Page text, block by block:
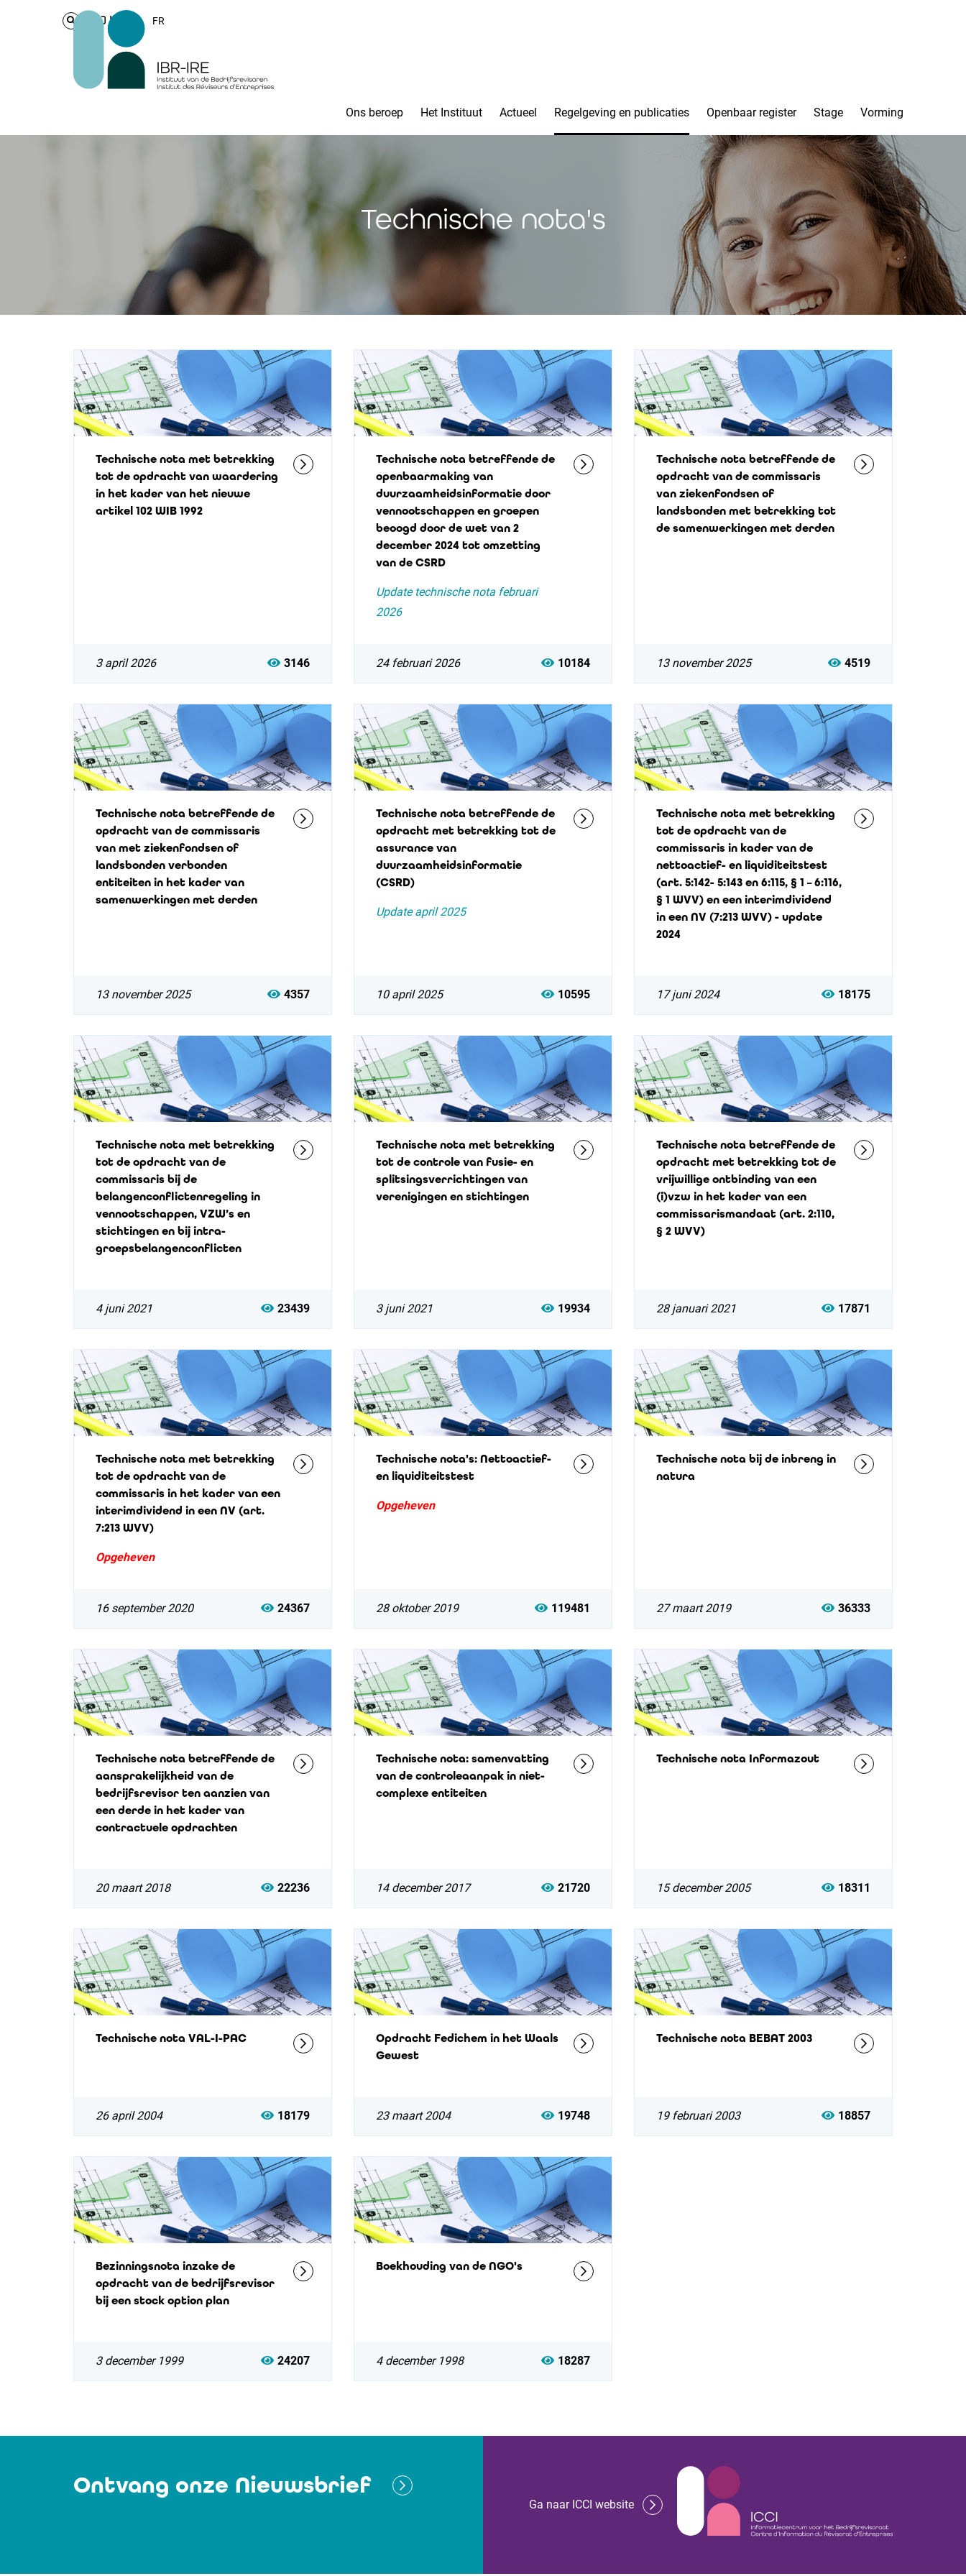
Login FR
Ons beroep Het Instituut Actueel Regelgeving en publicaties Openbaar register Stage Vorming
Technische nota's
Technische nota met betrekking
tot de opdracht van waardering
in het kader van het nieuwe
artikel 102 WIB 1992
3 april 2026 3146
Technische nota betreffende de
openbaarmaking van
duurzaamheidsinformatie door
vennootschappen en groepen
beoogd door de wet van 2
december 2024 tot omzetting
van de CSRD
Update technische nota februari
2026
24 februari 2026 10184
Technische nota betreffende de
opdracht van de commissaris
van ziekenfondsen of
landsbonden met betrekking tot
de samenwerkingen met derden
13 november 2025 4519
Technische nota betreffende de
opdracht van de commissaris
van met ziekenfondsen of
landsbonden verbonden
entiteiten in het kader van
samenwerkingen met derden
13 november 2025 4357
Technische nota betreffende de
opdracht met betrekking tot de
assurance van
duurzaamheidsinformatie
(CSRD)
Update april 2025
10 april 2025 10595
Technische nota met betrekking
tot de opdracht van de
commissaris in kader van de
nettoactief- en liquiditeitstest
(art. 5:142- 5:143 en 6:115, § 1 – 6:116,
§ 1 WVV) en een interimdividend
in een NV (7:213 WVV) - update
2024
17 juni 2024 18175
Technische nota met betrekking
tot de opdracht van de
commissaris bij de
belangenconflictenregeling in
vennootschappen, VZW’s en
stichtingen en bij intra-
groepsbelangenconflicten
4 juni 2021 23439
Technische nota met betrekking
tot de controle van fusie- en
splitsingsverrichtingen van
verenigingen en stichtingen
3 juni 2021 19934
Technische nota betreffende de
opdracht met betrekking tot de
vrijwillige ontbinding van een
(i)vzw in het kader van een
commissarismandaat (art. 2:110,
§ 2 WVV)
28 januari 2021 17871
Technische nota met betrekking
tot de opdracht van de
commissaris in het kader van een
interimdividend in een NV (art.
7:213 WVV)
Opgeheven
16 september 2020 24367
Technische nota's: Nettoactief-
en liquiditeitstest
Opgeheven
28 oktober 2019 119481
Technische nota bij de inbreng in
natura
27 maart 2019 36333
Technische nota betreffende de
aansprakelijkheid van de
bedrijfsrevisor ten aanzien van
een derde in het kader van
contractuele opdrachten
20 maart 2018 22236
Technische nota: samenvatting
van de controleaanpak in niet-
complexe entiteiten
14 december 2017 21720
Technische nota Informazout
15 december 2005 18311
Technische nota VAL-I-PAC
26 april 2004 18179
Opdracht Fedichem in het Waals
Gewest
23 maart 2004 19748
Technische nota BEBAT 2003
19 februari 2003 18857
Bezinningsnota inzake de
opdracht van de bedrijfsrevisor
bij een stock option plan
3 december 1999 24207
Boekhouding van de NGO's
4 december 1998 18287
Ontvang onze Nieuwsbrief
Ga naar ICCI website